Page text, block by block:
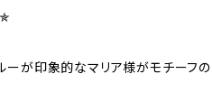
ーが印象的なマリア様がモチーフの